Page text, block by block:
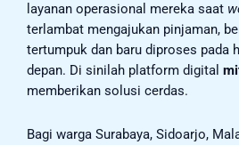
layanan operasional mereka saat
terlambat mengajukan pinjaman,
tertumpuk dan baru diproses pada
depan. Di sinilah platform digital
memberikan solusi cerdas.
Bagi warga Surabaya, Sidoarjo,